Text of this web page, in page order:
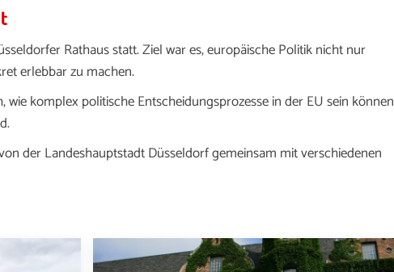
Rathaus statt. Ziel war es, europäische Politik nicht nur
erlebbar zu machen.
komplex politische Entscheidungsprozesse in der EU sein können
der Landeshauptstadt Düsseldorf gemeinsam mit verschiedenen